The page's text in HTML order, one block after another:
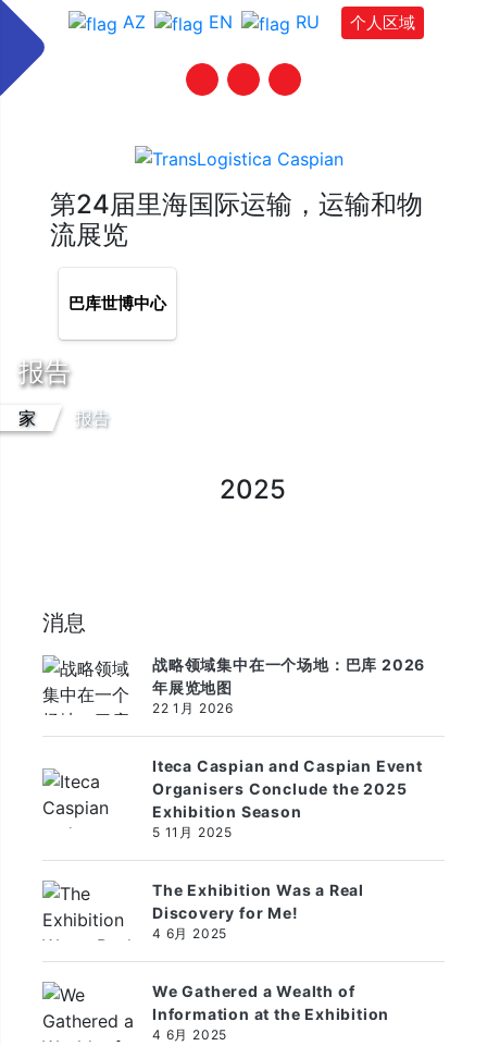
AZ EN RU 个人区域
第24届里海国际运输，运输和物
流展览
巴库世博中心
报告
家 报告
2025
消息
战略领域集中在一个场地：巴库 2026
年展览地图
22 1月 2026
Iteca Caspian and Caspian Event
Organisers Conclude the 2025
Exhibition Season
5 11月 2025
The Exhibition Was a Real
Discovery for Me!
4 6月 2025
We Gathered a Wealth of
Information at the Exhibition
4 6月 2025